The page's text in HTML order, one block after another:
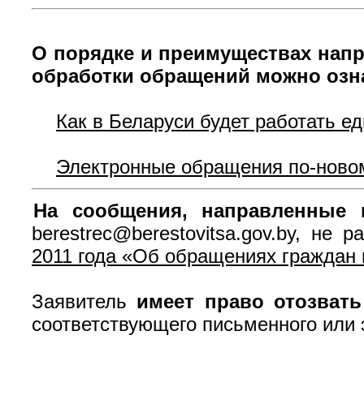
О порядке и преимуществах
обработки обращений можно
Как в Беларуси будет работать
Электронные обращения по-
На сообщения, направленные
berestrec@berestovitsa.gov.by, не
2011 года «Об обращениях
Заявитель имеет право
соответствующего письменного или